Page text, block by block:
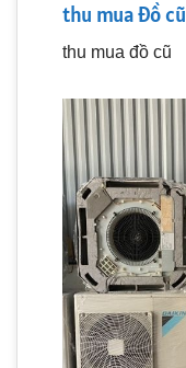
thu mua đồ cũ
thu mua đồ cũ